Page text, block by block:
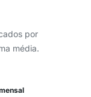
por
média.